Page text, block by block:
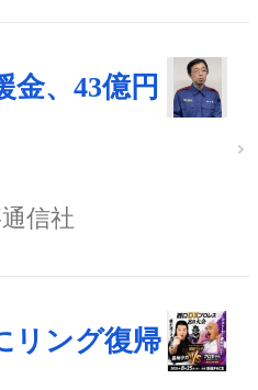
金、43億円
信社
リング復帰